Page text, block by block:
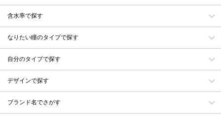
含水率で探す
なりたい瞳のタイプで探す
自分のタイプで探す
デザインで探す
ブランド名でさがす